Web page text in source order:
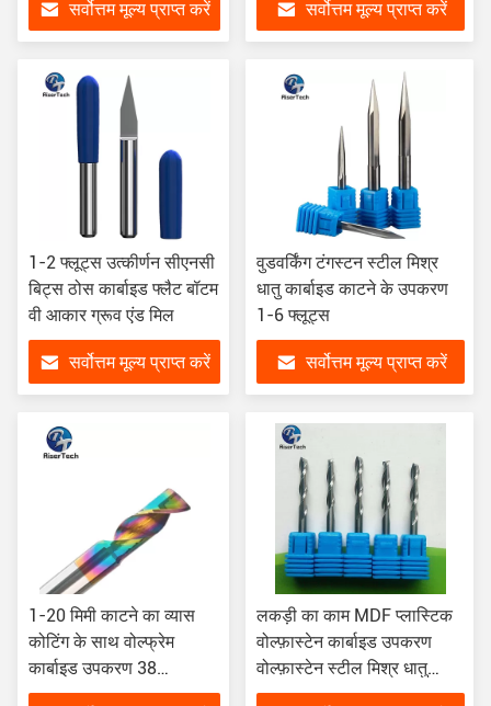
सर्वोत्तम मूल्य प्राप्त करें सर्वोत्तम मूल्य प्राप्त करें
1-2 फ्लूट्स उत्कीर्णन सीएनसी
बिट्स ठोस कार्बाइड फ्लैट बॉटम
वी आकार ग्रूव एंड मिल
सर्वोत्तम मूल्य प्राप्त करें
वुडवर्किंग टंगस्टन स्टील मिश्र
धातु कार्बाइड काटने के उपकरण
1-6 फ्लूट्स
सर्वोत्तम मूल्य प्राप्त करें
1-20 मिमी काटने का व्यास
कोटिंग के साथ वोल्फ्रेम
कार्बाइड उपकरण 38
मिमी-200 मिमी कुल लंबाई
लकड़ी का काम MDF प्लास्टिक
वोल्फ़ास्टेन कार्बाइड उपकरण
वोल्फ़ास्टेन स्टील मिश्र धातु
काटने के अंत मिल